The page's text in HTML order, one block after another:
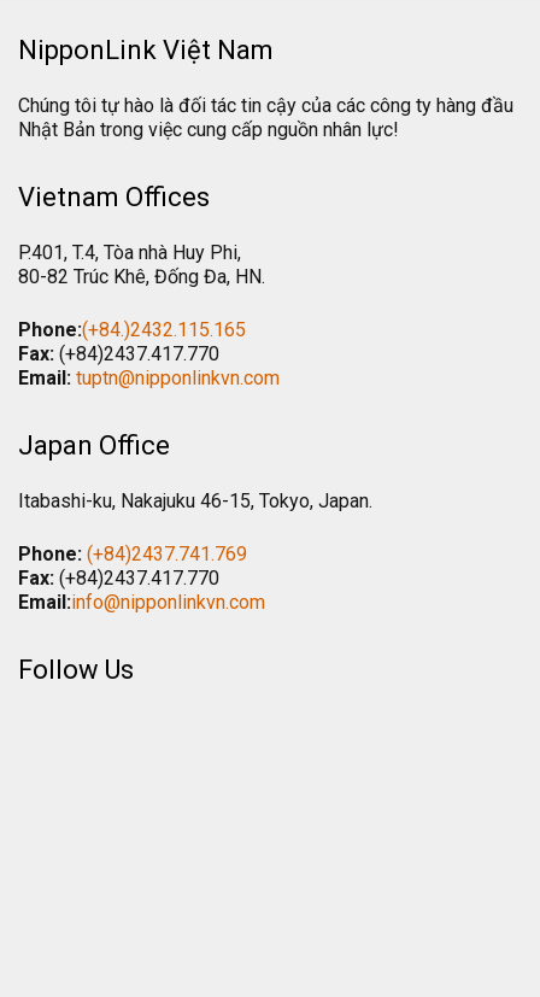
NipponLink Việt Nam
Chúng tôi tự hào là đối tác tin cậy của các công ty hàng đầu
Nhật Bản trong việc cung cấp nguồn nhân lực!
Vietnam Offices
P.401, T.4, Tòa nhà Huy Phi,
80-82 Trúc Khê, Đống Đa, HN.
Phone:(+84.)2432.115.165
Fax: (+84)2437.417.770
Email: tuptn@nipponlinkvn.com
Japan Office
Itabashi-ku, Nakajuku 46-15, Tokyo, Japan.
Phone: (+84)2437.741.769
Fax: (+84)2437.417.770
Email:info@nipponlinkvn.com
Follow Us